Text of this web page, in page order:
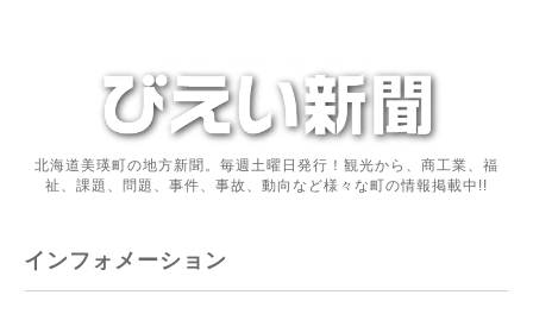
北海道美瑛町の地方新聞。毎週土曜日発行！観光から、商工業、福
祉、課題、問題、事件、事故、動向など様々な町の情報掲載中!!
インフォメーション